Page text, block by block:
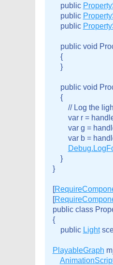
    public
    public
    public
public void
    {
    }
public void
    {
// Log the
var r =
var g =
var b =
    }
}
[
[
public class
{
    public
Light
PlayableGraph